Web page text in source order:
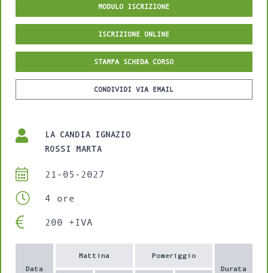
MODULO ISCRIZIONE
ISCRIZIONE ONLINE
STAMPA SCHEDA CORSO
CONDIVIDI VIA EMAIL
LA CANDIA IGNAZIO
ROSSI MARTA
21-05-2027
4 ore
200 +IVA
Data
Mattina Pomeriggio
Durata